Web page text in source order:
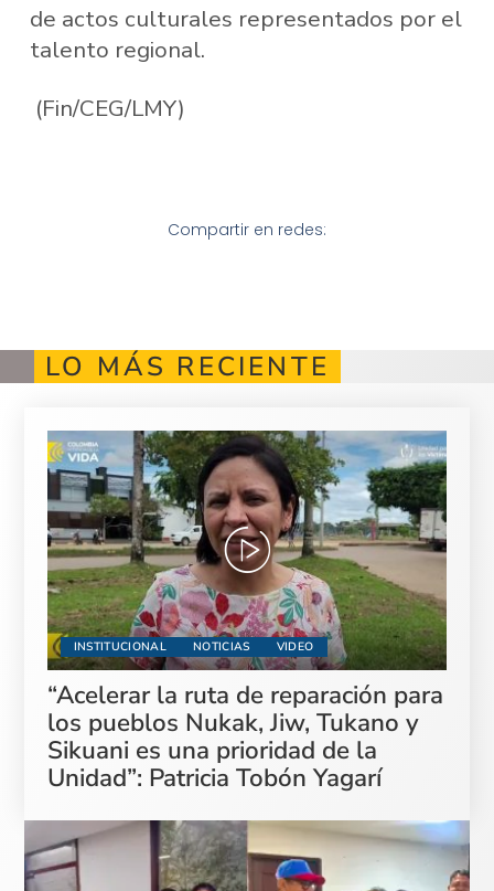
de actos culturales representados por el
talento​ regional.
(Fin/CEG/LMY)
Compartir en redes:
LO MÁS RECIENTE
INSTITUCIONAL NOTICIAS VIDEO
“Acelerar la ruta de reparación para
los pueblos Nukak, Jiw, Tukano y
Sikuani es una prioridad de la
Unidad”: Patricia Tobón Yagarí